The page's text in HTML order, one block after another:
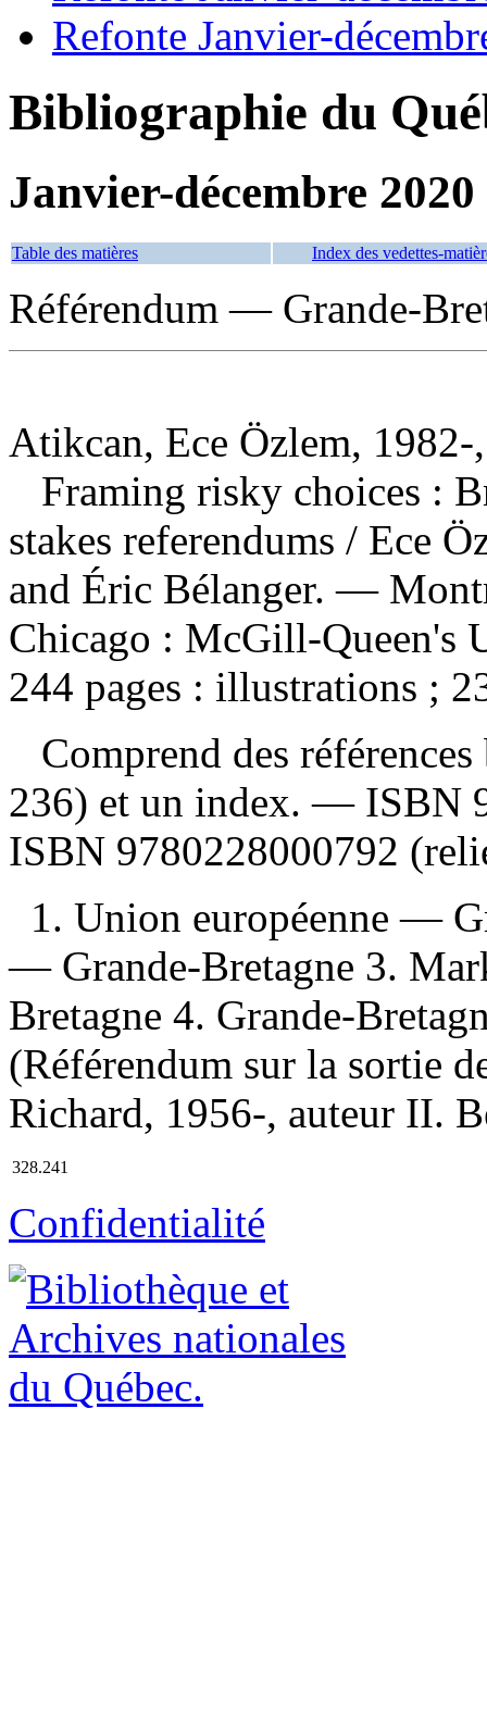
Refonte Janvier-
Bibliographie du
Janvier-décembre 2020
Table des matières Index des vedettes-
Référendum — Grande-
Atikcan, Ece Özlem, 1982-
Framing risky choices :
stakes referendums / Ece
and Éric Bélanger. —
Chicago : McGill-
244 pages : illustrations ;
Comprend des
236) et un index. — ISBN
ISBN 9780228000792
1. Union européenne —
— Grande-Bretagne 3.
Bretagne 4. Grande-
(Référendum sur la sortie
Richard, 1956-, auteur II.
328.241
Confidentialité